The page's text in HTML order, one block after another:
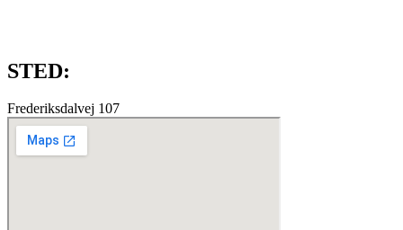
STED:
Frederiksdalvej 107